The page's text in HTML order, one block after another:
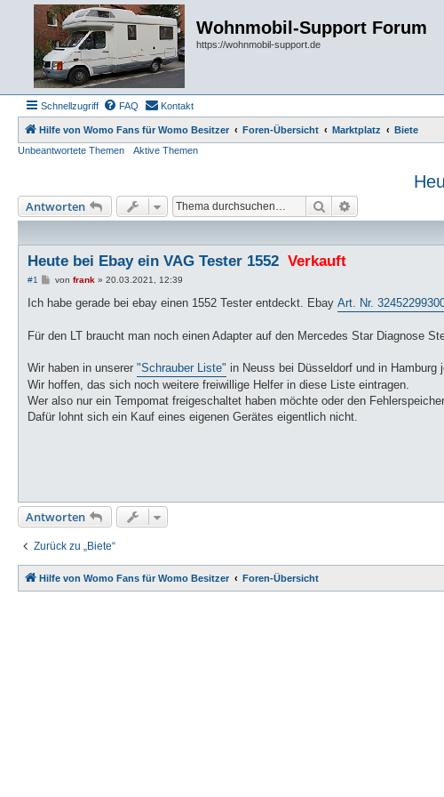
Wohnmobil-Support Forum
https://wohnmobil-support.de
Schnellzugriff FAQ Kontakt
Hilfe von Womo Fans für Womo Besitzer Foren-Übersicht Marktplatz
Biete
Unbeantwortete Themen
Aktive Themen
Antworten Suche
Heute bei Ebay ein VAG Tester 1552 Verkauft
#1
B
i
a
g
von frank » 20.03.2021, 12:39
Ich habe gerade bei ebay einen 1552 Tester entdeckt. Ebay Art. Nr.
Für den LT braucht man noch einen Adapter auf den Mercedes Star Diagnose
Wir haben in unserer "Schrauber Liste" in Neuss bei Düsseldorf und in
Wir hoffen, das sich noch weitere freiwillige Helfer in diese Liste eintragen.
Wer also nur ein Tempomat freigeschaltet haben möchte oder den
Dafür lohnt sich ein Kauf eines eigenen Gerätes eigentlich nicht.
Antworten
Zurück zu „Biete“
Hilfe von Womo Fans für Womo Besitzer Foren-Übersicht